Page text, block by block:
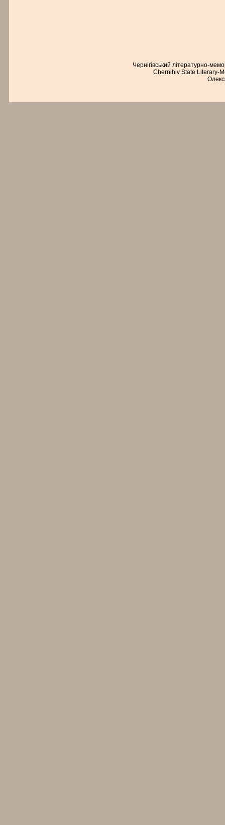
Чернігівський літературно-
Chernihiv State Literary-